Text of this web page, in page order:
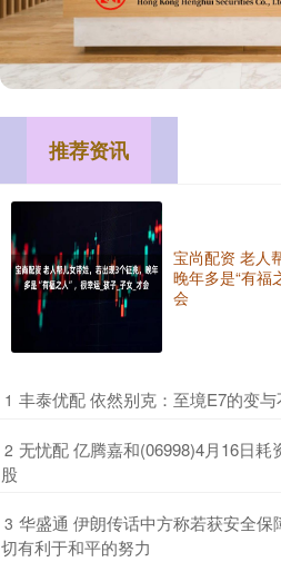
推荐资讯
宝尚配资 老人
晚年多是“有福
会
1 丰泰优配 依然别克：至境E7的变
2 无忧配 亿腾嘉和(06998)4月16日耗
股
3 华盛通 伊朗传话中方称若获安全
切有利于和平的努力